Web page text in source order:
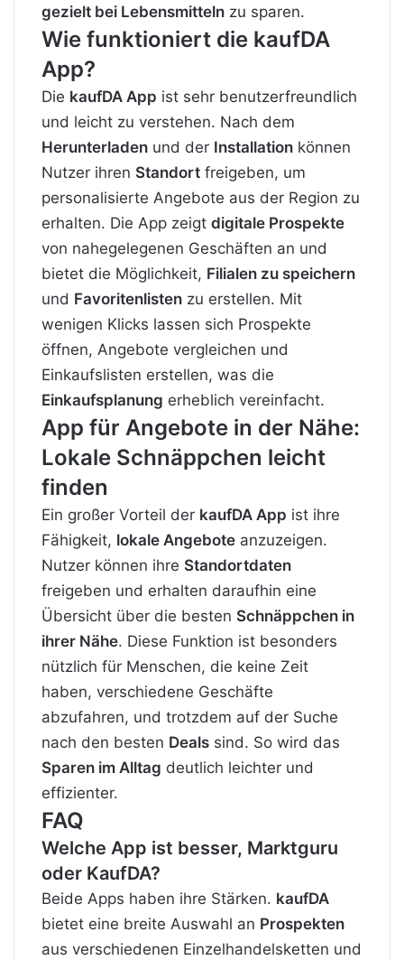
gezielt bei Lebensmitteln zu sparen.
Wie funktioniert die kaufDA
App?
Die kaufDA App ist sehr benutzerfreundlich
und leicht zu verstehen. Nach dem
Herunterladen und der Installation können
Nutzer ihren Standort freigeben, um
personalisierte Angebote aus der Region zu
erhalten. Die App zeigt digitale Prospekte
von nahegelegenen Geschäften an und
bietet die Möglichkeit, Filialen zu speichern
und Favoritenlisten zu erstellen. Mit
wenigen Klicks lassen sich Prospekte
öffnen, Angebote vergleichen und
Einkaufslisten erstellen, was die
Einkaufsplanung erheblich vereinfacht.
App für Angebote in der Nähe:
Lokale Schnäppchen leicht
finden
Ein großer Vorteil der kaufDA App ist ihre
Fähigkeit, lokale Angebote anzuzeigen.
Nutzer können ihre Standortdaten
freigeben und erhalten daraufhin eine
Übersicht über die besten Schnäppchen in
ihrer Nähe. Diese Funktion ist besonders
nützlich für Menschen, die keine Zeit
haben, verschiedene Geschäfte
abzufahren, und trotzdem auf der Suche
nach den besten Deals sind. So wird das
Sparen im Alltag deutlich leichter und
effizienter.
FAQ
Welche App ist besser, Marktguru
oder KaufDA?
Beide Apps haben ihre Stärken. kaufDA
bietet eine breite Auswahl an Prospekten
aus verschiedenen Einzelhandelsketten und